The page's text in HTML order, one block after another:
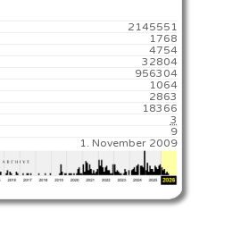
2145551
1768
4754
32804
956304
1064️
2863
18366️
3
9
1. November 2009